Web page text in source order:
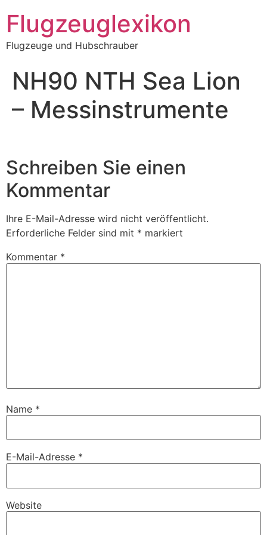
Inhalt
springen
Flugzeuglexikon
Flugzeuge und Hubschrauber
NH90 NTH Sea Lion
– Messinstrumente
Schreiben Sie einen
Kommentar
Ihre E-Mail-Adresse wird nicht veröffentlicht.
Erforderliche Felder sind mit * markiert
Kommentar *
Name *
E-Mail-Adresse *
Website